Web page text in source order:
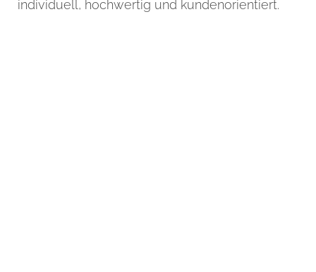
individuell, hochwertig und kundenorientiert.